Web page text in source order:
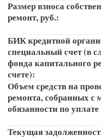
Размер взноса
ремонт, руб.:
БИК кредитной
специальный счет (в
фонда капитального
счете):
Объем средств на
ремонта, собранных с
обязанности по
Текущая